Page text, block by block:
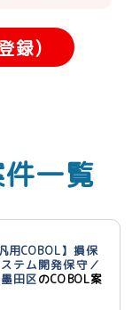
録)
件一覧
用COBOL】損保
テム開発保守／
田区のCOBOL案